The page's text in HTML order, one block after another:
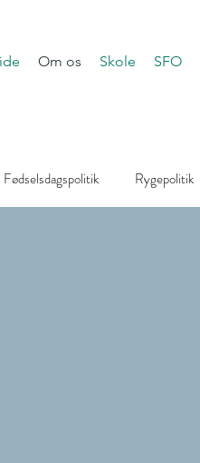
Om os Skole SFO
Fødselsdagspolitik Rygepolitik